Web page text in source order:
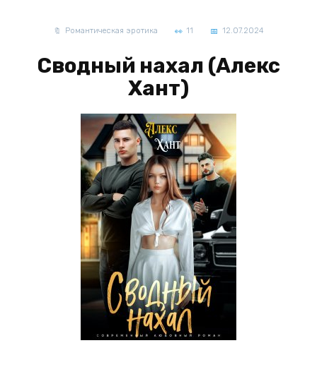
Романтическая эротика 11 12.07.2024
Сводный нахал (Алекс
Хант)